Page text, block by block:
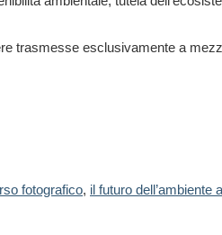
trasmesse esclusivamente a
fotografico, il futuro dell’ambiente